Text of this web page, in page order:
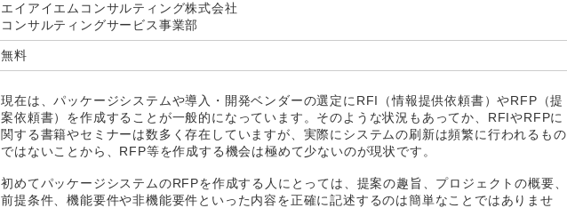
エイアイエムコンサルティング株式会社
コンサルティングサービス事業部
無料
現在は、パッケージシステムや導入・開発ベンダーの選定にRFI（情報提供依頼書）やRFP（提
案依頼書）を作成することが一般的になっています。そのような状況もあってか、RFIやRFPに
関する書籍やセミナーは数多く存在していますが、実際にシステムの刷新は頻繁に行われるもの
ではないことから、RFP等を作成する機会は極めて少ないのが現状です。
初めてパッケージシステムのRFPを作成する人にとっては、提案の趣旨、プロジェクトの概要、
前提条件、機能要件や非機能要件といった内容を正確に記述するのは簡単なことではありませ